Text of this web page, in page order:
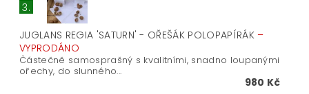
3.
JUGLANS REGIA 'SATURN' - OŘEŠÁK POLOPAPÍRÁK –
VYPRODÁNO
Částečně samosprašný s kvalitními, snadno loupanými
ořechy, do slunného...
980 Kč